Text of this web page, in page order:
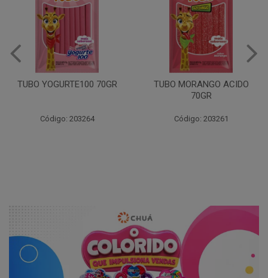
TUBO YOGURTE100 70GR
Código: 203264
TUBO MORANGO ACIDO
70GR
Código: 203261